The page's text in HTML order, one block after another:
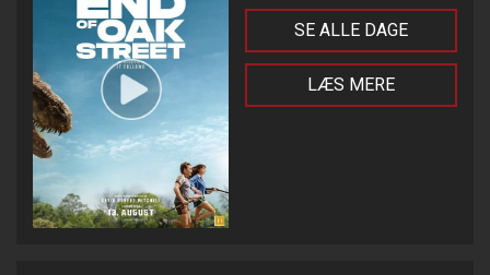
SE ALLE DAGE
LÆS MERE